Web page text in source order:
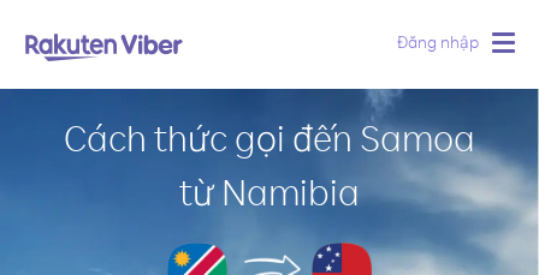
Đăng nhập
Cách thức gọi đến Samoa
từ Namibia